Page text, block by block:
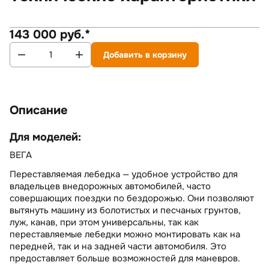
143 000 руб.*
Добавить в корзину
Описание
Для моделей:
ВЕГА
Переставляемая лебедка — удобное устройство для
владельцев внедорожных автомобилей, часто
совершающих поездки по бездорожью. Они позволяют
вытянуть машину из болотистых и песчаных грунтов,
луж, канав, при этом универсальны, так как
переставляемые лебедки можно монтировать как на
передней, так и на задней части автомобиля. Это
предоставляет больше возможностей для маневров.